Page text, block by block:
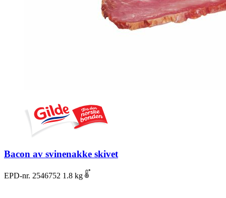
Bacon av svinenakke skivet
EPD-nr. 2546752 1.8 kg